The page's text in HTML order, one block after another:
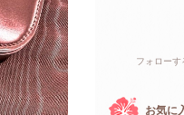
フォローす
お気に